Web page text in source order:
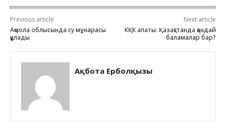
Previous article
Ақмола облысында су мұнарасы
құлады
Next article
КҚК апаты: Қазақстанда қандай
баламалар бар?
Ақбота Ерболқызы